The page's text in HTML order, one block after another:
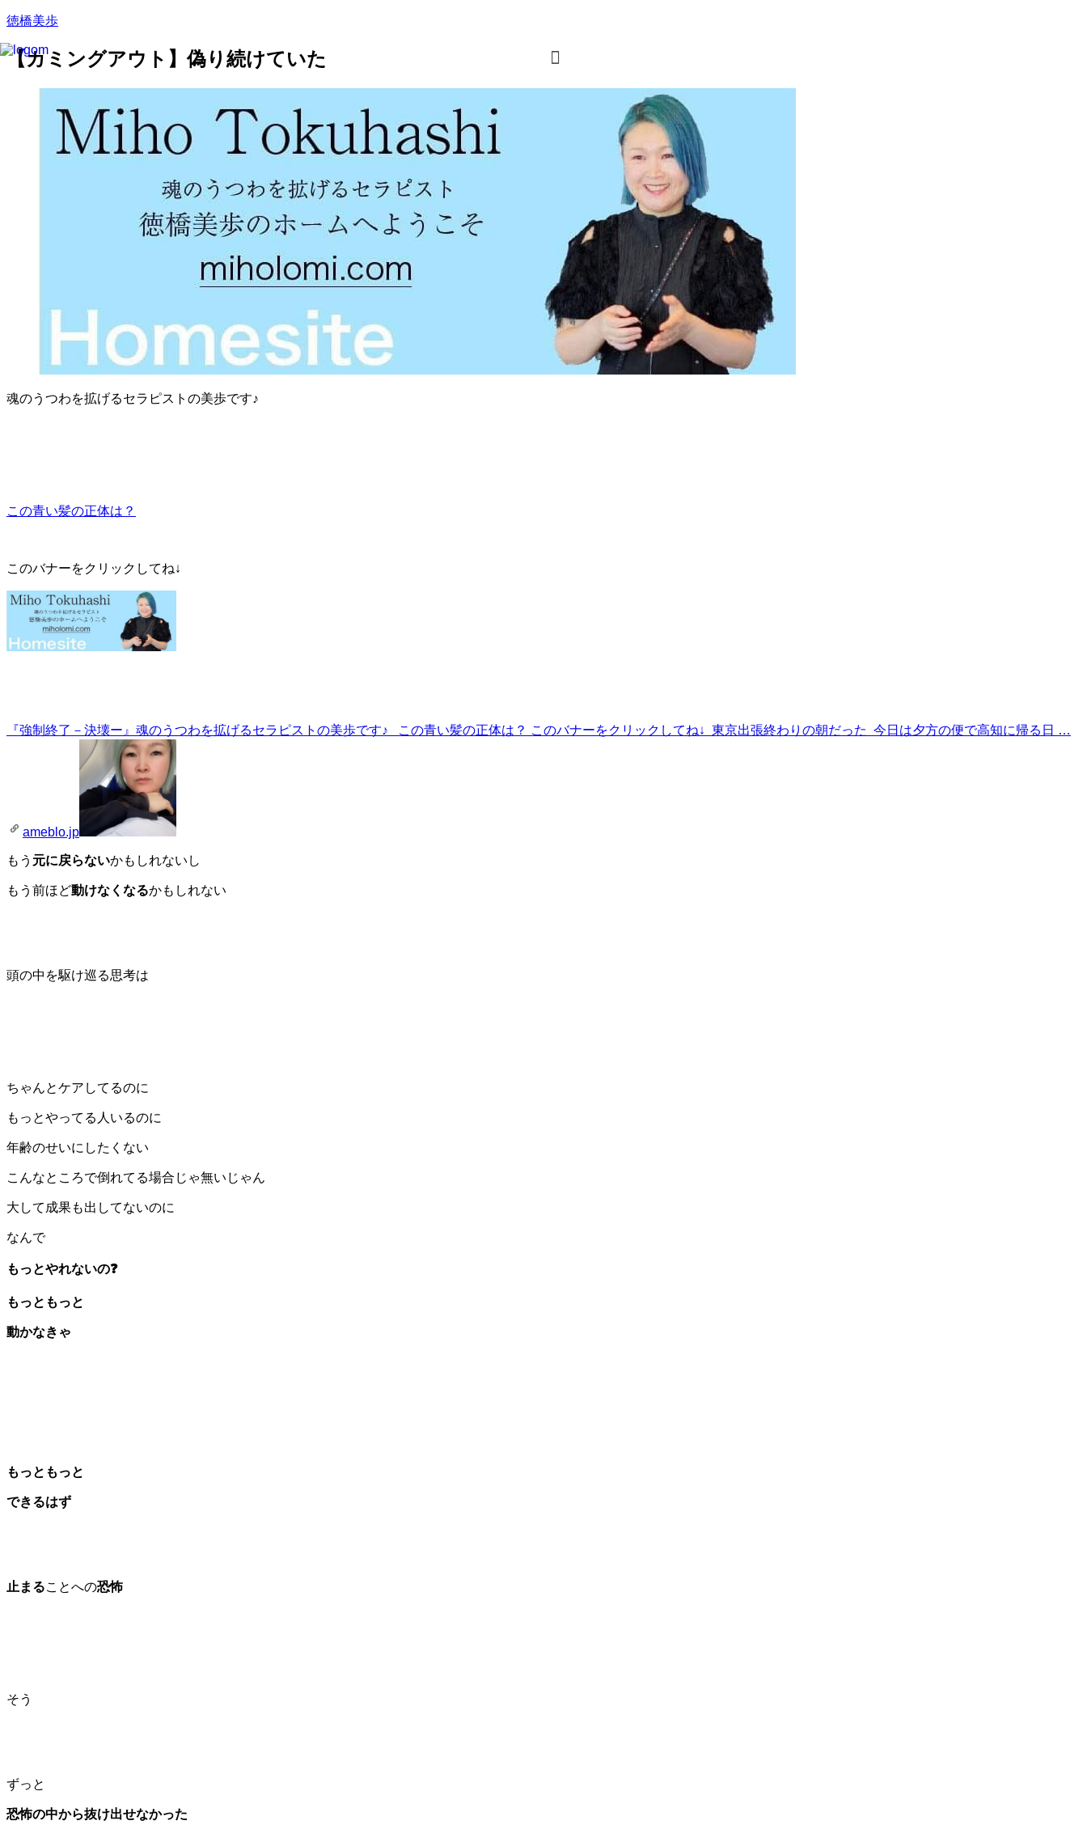
徳橋美歩
【カミングアウト】偽り続けていた
魂のうつわを拡げるセラピストの美歩です♪
この青い髪の正体は？
このバナーをクリックしてね↓
『強制終了－決壊ー』 魂のうつわを拡げるセラピストの美歩です♪ この青い髪の正体は？ このバナーをクリックしてね↓ 東京出張終わりの朝だった 今日は夕方の便で高知に帰る日 …
ameblo.jp
もう 元に戻らないかもしれないし
もう前ほど動けなくなるかもしれない
頭の中を駆け巡る思考は
ちゃんとケアしてるのに
もっとやってる人いるのに
年齢のせいにしたくない
こんなところで倒れてる場合じゃ無いじゃん
大して成果も出してないのに
なんで
もっとやれないの❓
もっともっと
動かなきゃ
もっともっと
できるはず
止まることへの恐怖
そう
ずっと
恐怖の中から抜け出せなかった